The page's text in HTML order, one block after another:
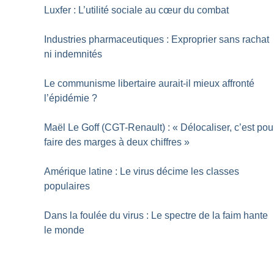
Luxfer : L’utilité sociale au cœur du combat
Industries pharmaceutiques : Exproprier sans rachat
ni indemnités
Le communisme libertaire aurait-il mieux affronté
l’épidémie ?
Maël Le Goff (CGT-Renault) : « Délocaliser, c’est
faire des marges à deux chiffres »
Amérique latine : Le virus décime les classes
populaires
Dans la foulée du virus : Le spectre de la faim hante
le monde